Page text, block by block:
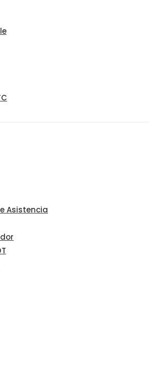
Asistencia